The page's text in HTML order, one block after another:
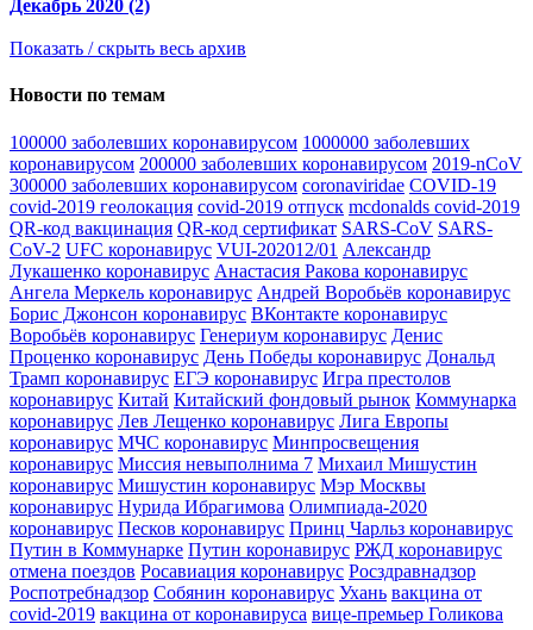
Декабрь 2020 (2)
Показать / скрыть весь архив
Новости по темам
100000 заболевших коронавирусом 1000000 заболевших
коронавирусом 200000 заболевших коронавирусом 2019-nCoV
300000 заболевших коронавирусом coronaviridae COVID-19
covid-2019 геолокация covid-2019 отпуск mcdonalds covid-2019
QR-код вакцинация QR-код сертификат SARS-CoV SARS-
CoV-2 UFC коронавирус VUI-202012/01 Александр
Лукашенко коронавирус Анастасия Ракова коронавирус
Ангела Меркель коронавирус Андрей Воробьёв коронавирус
Борис Джонсон коронавирус ВКонтакте коронавирус
Воробьёв коронавирус Генериум коронавирус Денис
Проценко коронавирус День Победы коронавирус Дональд
Трамп коронавирус ЕГЭ коронавирус Игра престолов
коронавирус Китай Китайский фондовый рынок Коммунарка
коронавирус Лев Лещенко коронавирус Лига Европы
коронавирус МЧС коронавирус Минпросвещения
коронавирус Миссия невыполнима 7 Михаил Мишустин
коронавирус Мишустин коронавирус Мэр Москвы
коронавирус Нурида Ибрагимова Олимпиада-2020
коронавирус Песков коронавирус Принц Чарльз коронавирус
Путин в Коммунарке Путин коронавирус РЖД коронавирус
отмена поездов Росавиация коронавирус Росздравнадзор
Роспотребнадзор Собянин коронавирус Ухань вакцина от
covid-2019 вакцина от коронавируса вице-премьер Голикова